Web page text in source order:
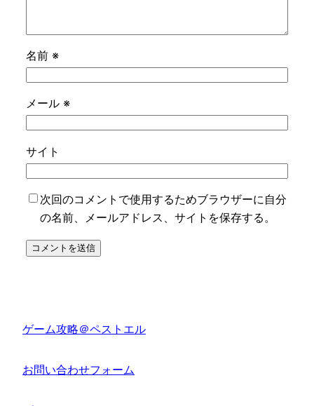
名前 ※
メール ※
サイト
次回のコメントで使用するためブラウザーに自分
の名前、メールアドレス、サイトを保存する。
ゲーム攻略＠ペストエル
お問い合わせフォーム